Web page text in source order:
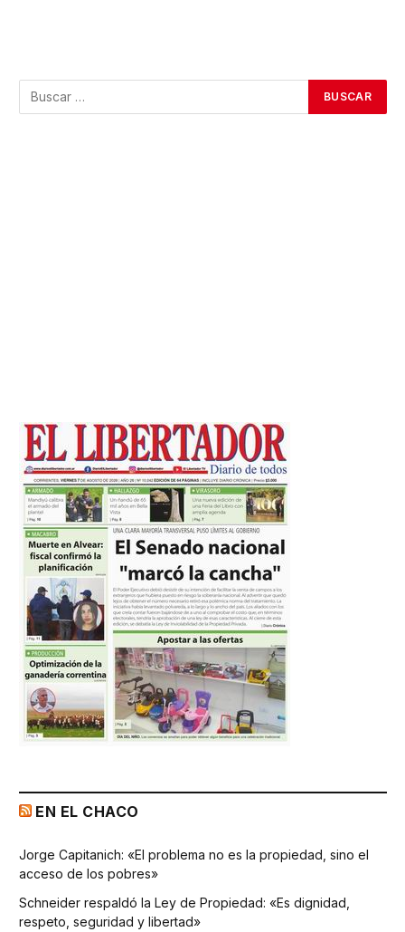
EN EL CHACO
Jorge Capitanich: «El problema no es la propiedad, sino el
acceso de los pobres»
Schneider respaldó la Ley de Propiedad: «Es dignidad,
respeto, seguridad y libertad»